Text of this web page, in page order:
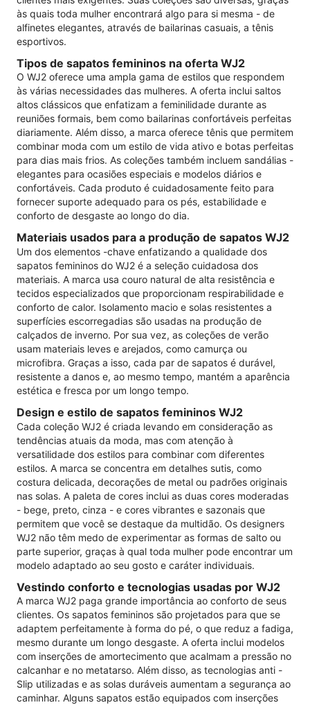
às quais toda mulher encontrará algo para si mesma - de
alfinetes elegantes, através de bailarinas casuais, a tênis
esportivos.
Tipos de sapatos femininos na oferta WJ2
O WJ2 oferece uma ampla gama de estilos que respondem
às várias necessidades das mulheres. A oferta inclui saltos
altos clássicos que enfatizam a feminilidade durante as
reuniões formais, bem como bailarinas confortáveis ​​perfeitas
diariamente. Além disso, a marca oferece tênis que permitem
combinar moda com um estilo de vida ativo e botas perfeitas
para dias mais frios. As coleções também incluem sandálias -
elegantes para ocasiões especiais e modelos diários e
confortáveis. Cada produto é cuidadosamente feito para
fornecer suporte adequado para os pés, estabilidade e
conforto de desgaste ao longo do dia.
Materiais usados ​​para a produção de sapatos WJ2
Um dos elementos -chave enfatizando a qualidade dos
sapatos femininos do WJ2 é a seleção cuidadosa dos
materiais. A marca usa couro natural de alta resistência e
tecidos especializados que proporcionam respirabilidade e
conforto de calor. Isolamento macio e solas resistentes a
superfícies escorregadias são usadas na produção de
calçados de inverno. Por sua vez, as coleções de verão
usam materiais leves e arejados, como camurça ou
microfibra. Graças a isso, cada par de sapatos é durável,
resistente a danos e, ao mesmo tempo, mantém a aparência
estética e fresca por um longo tempo.
Design e estilo de sapatos femininos WJ2
Cada coleção WJ2 é criada levando em consideração as
tendências atuais da moda, mas com atenção à
versatilidade dos estilos para combinar com diferentes
estilos. A marca se concentra em detalhes sutis, como
costura delicada, decorações de metal ou padrões originais
nas solas. A paleta de cores inclui as duas cores moderadas
- bege, preto, cinza - e cores vibrantes e sazonais que
permitem que você se destaque da multidão. Os designers
WJ2 não têm medo de experimentar as formas de salto ou
parte superior, graças à qual toda mulher pode encontrar um
modelo adaptado ao seu gosto e caráter individuais.
Vestindo conforto e tecnologias usadas por WJ2
A marca WJ2 paga grande importância ao conforto de seus
clientes. Os sapatos femininos são projetados para que se
adaptem perfeitamente à forma do pé, o que reduz a fadiga,
mesmo durante um longo desgaste. A oferta inclui modelos
com inserções de amortecimento que acalmam a pressão no
calcanhar e no metatarso. Além disso, as tecnologias anti -
Slip utilizadas e as solas duráveis ​​aumentam a segurança ao
caminhar. Alguns sapatos estão equipados com inserções